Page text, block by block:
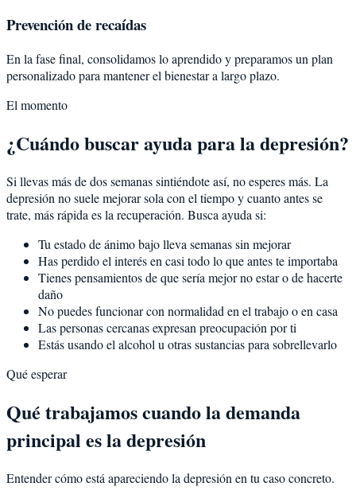
Prevención de recaídas
En la fase final, consolidamos lo aprendido y preparamos un plan
personalizado para mantener el bienestar a largo plazo.
El momento
¿Cuándo buscar ayuda para la depresión?
Si llevas más de dos semanas sintiéndote así, no esperes más. La
depresión no suele mejorar sola con el tiempo y cuanto antes se
trate, más rápida es la recuperación. Busca ayuda si:
Tu estado de ánimo bajo lleva semanas sin mejorar
Has perdido el interés en casi todo lo que antes te importaba
Tienes pensamientos de que sería mejor no estar o de hacerte
daño
No puedes funcionar con normalidad en el trabajo o en casa
Las personas cercanas expresan preocupación por ti
Estás usando el alcohol u otras sustancias para sobrellevarlo
Qué esperar
Qué trabajamos cuando la demanda
principal es la depresión
Entender cómo está apareciendo la depresión en tu caso concreto.